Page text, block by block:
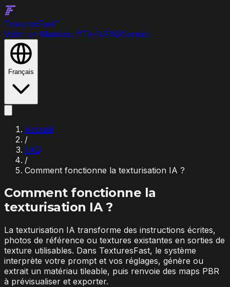
TexturesFast™
Voler un Matériau ↗ TarifsFAQContact
Français
Accueil
/
FAQ
/
Comment fonctionne la texturisation IA ?
Comment fonctionne la
texturisation IA ?
La texturisation IA transforme des instructions écrites,
photos de référence ou textures existantes en sorties de
texture utilisables. Dans TexturesFast, le système
interprète votre prompt et vos réglages, génère ou
extrait un matériau tileable, puis renvoie des maps PBR
à prévisualiser et exporter.